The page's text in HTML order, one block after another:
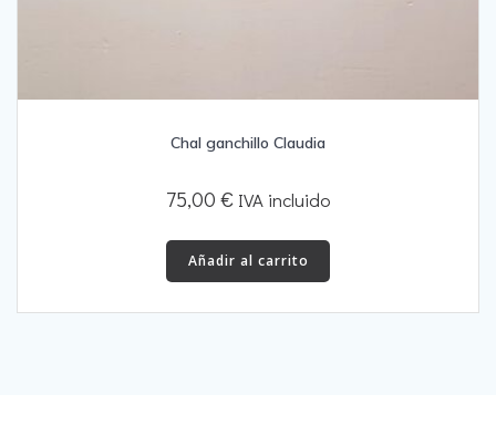
Chal ganchillo Claudia
75,00 € IVA incluido
Añadir al carrito